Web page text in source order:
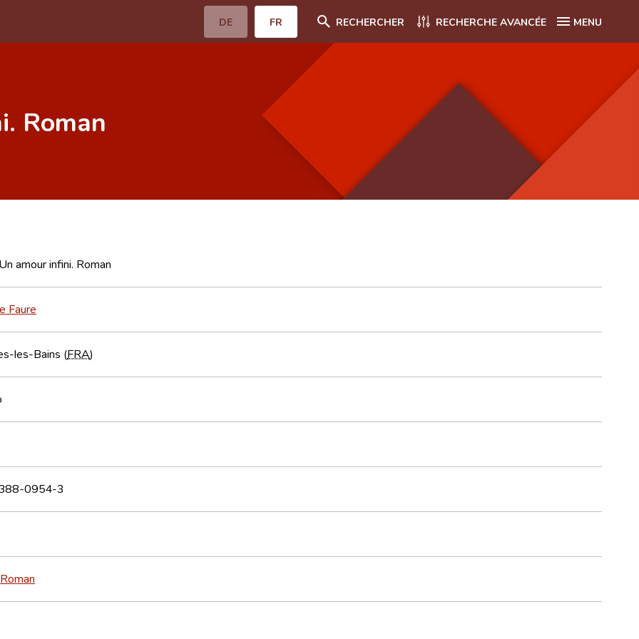
DE FR RECHERCHER RECHERCHE AVANCÉE MENU
Roman
amour infini. Roman
Faure
les-Bains (FRA)
0954-3
Roman